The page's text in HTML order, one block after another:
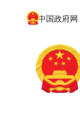
中国政府网